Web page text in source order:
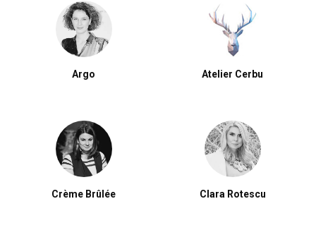
Argo Atelier Cerbu
Crème Brûlée Clara Rotescu